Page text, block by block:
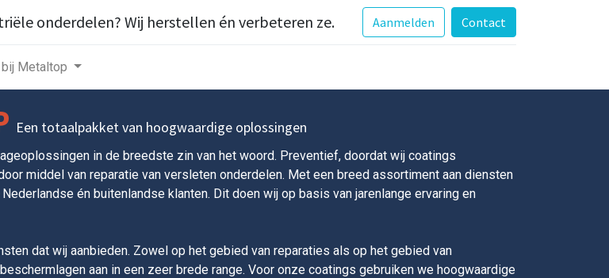
onderdelen? Wij herstellen én verbeteren ze. Aanmelden Contact
Metaltop
Een totaalpakket van hoogwaardige oplossingen
in de breedste zin van het woord. Preventief, doordat wij coatings
middel van reparatie van versleten onderdelen. Met een breed assortiment aan diensten
én buitenlandse klanten. Dit doen wij op basis van jarenlange ervaring en
dat wij aanbieden. Zowel op het gebied van reparaties als op het gebied van
aan in een zeer brede range. Voor onze coatings gebruiken we hoogwaardige